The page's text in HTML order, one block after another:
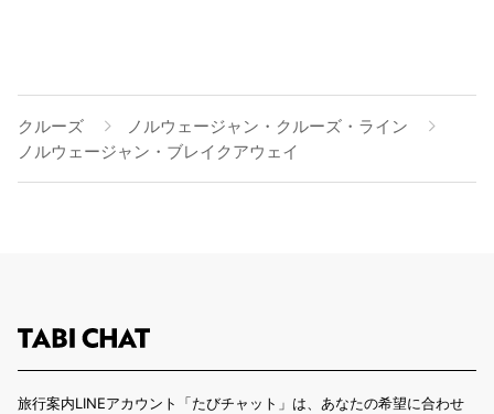
クルーズ
ノルウェージャン・クルーズ・ライン
ノルウェージャン・ブレイクアウェイ
旅行案内LINEアカウント「たびチャット」は、あなたの希望に合わせ